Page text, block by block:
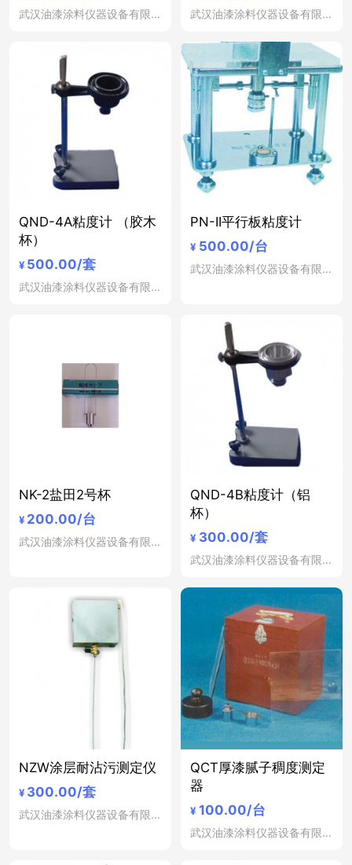
武汉油漆涂料仪器设备有限公司 武汉油漆涂料仪器设备有限公司
QND-4A粘度计 （胶木
杯）
¥ 500.00/套
武汉油漆涂料仪器设备有限公司
PN-II平行板粘度计
¥ 500.00/台
武汉油漆涂料仪器设备有限公司
NK-2盐田2号杯
¥ 200.00/台
武汉油漆涂料仪器设备有限公司
QND-4B粘度计（铝
杯）
¥ 300.00/套
武汉油漆涂料仪器设备有限公司
NZW涂层耐沾污测定仪
¥ 300.00/套
武汉油漆涂料仪器设备有限公司
QCT厚漆腻子稠度测定
器
¥ 100.00/台
武汉油漆涂料仪器设备有限公司